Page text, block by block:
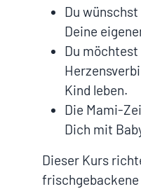
Du
Deine
Du
Kind leben.
Die Mami-
Dich mit
Dieser Kurs
frischgebackene